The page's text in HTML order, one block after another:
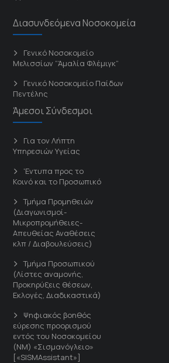
Διασυνδεόμενα Νοσοκομεία
Γενικό Νοσοκομείο
Μελισσίων “Άμαλία Φλέμιγκ”
Γενικό Νοσοκομείο Παίδων
Πεντέλης
Άμεσοι Σύνδεσμοι
Για τον Λήπτη
Υπηρεσιών Υγείας
'Εντυπα προς το
Κοινό και το Προσωπικό
Τμήμα Προμηθειών
(Διαγωνισμοί-
Μικροπρομήθειες-
Απευθείας Αναθέσεις
κλπ / Διαβουλεύσεις)
Τμήμα Προσωπικού
(Λίστες αναμονής,
Προκηρύξεις θέσεων,
Εκλογές, Διαδικαστικά)
Ψηφιακός βοηθός
εύρεσης προορισμού
εντός του Νοσοκομείου
(ΝΜ) «Σισμανόγλειο»
[«SISMAssistant»]